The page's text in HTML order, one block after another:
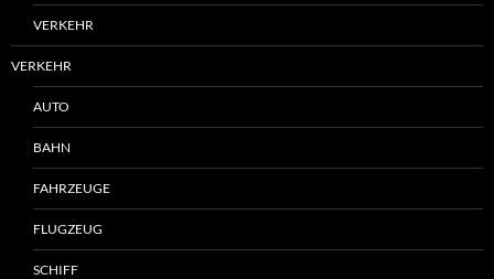
VERKEHR
VERKEHR
AUTO
BAHN
FAHRZEUGE
FLUGZEUG
SCHIFF